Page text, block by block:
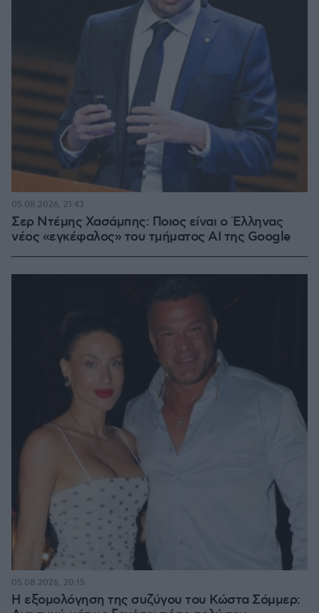
Σερ Ντέμης Χασάμπης: Ποιος είναι ο Έλληνας
νέος «εγκέφαλος» του τμήματος AI της Google
05.08.2026, 21:43
Η εξομολόγηση της συζύγου του Κώστα Σόμμερ:
05.08.2026, 20:15